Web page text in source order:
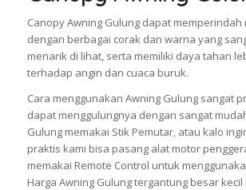
Canopy Awning Gulung dapat memperindah
dengan berbagai corak dan warna yang
menarik di lihat, serta memiliki daya tahan
terhadap angin dan cuaca buruk.
Cara menggunakan Awning Gulung sangat
dapat menggulungnya dengan sangat
Gulung memakai Stik Pemutar, atau kalo
praktis kami bisa pasang alat motor
memakai Remote Control untuk
Harga Awning Gulung tergantung besar